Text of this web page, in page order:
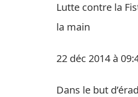
Lutte contre la
la main
22 déc 2014 à
Dans le but